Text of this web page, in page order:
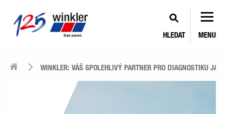
HLEDAT MENU
WINKLER: VÁŠ SPOLEHLIVÝ PARTNER PRO DIAGNOSTIKU